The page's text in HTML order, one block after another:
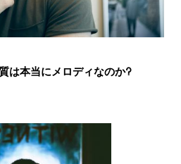
は本当にメロディなのか?